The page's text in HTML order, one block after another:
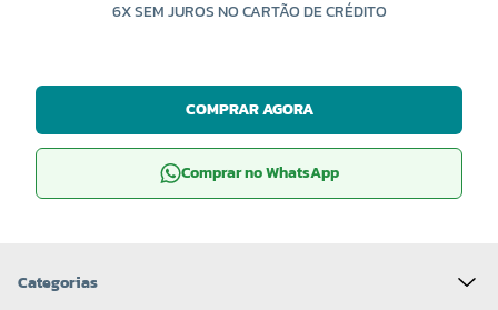
6X SEM JUROS NO CARTÃO DE CRÉDITO
COMPRAR AGORA
Comprar no WhatsApp
Categorias